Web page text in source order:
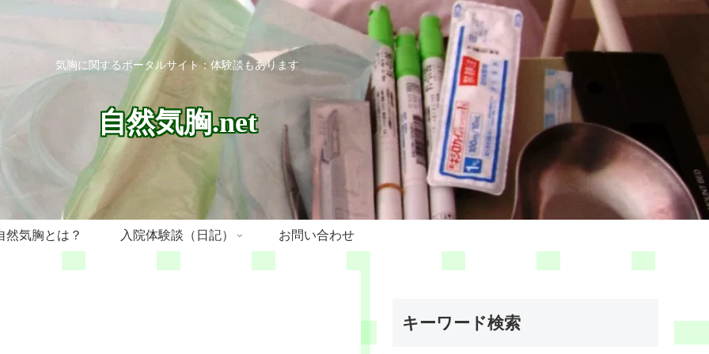
気胸に関するポータルサイト：体験談もあります
自然気胸.net
然気胸とは？ 入院体験談（日記） お問い合わせ
キーワード検索